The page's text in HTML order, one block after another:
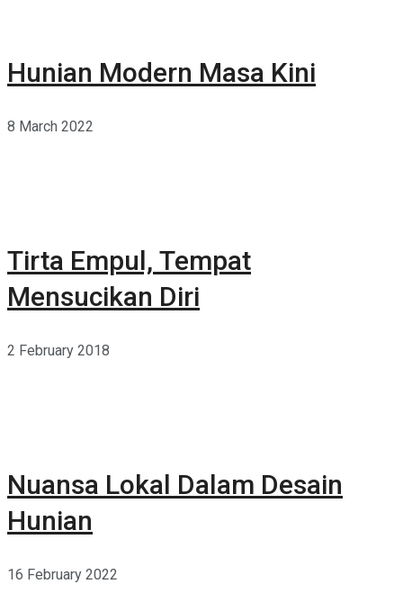
Hunian Modern Masa Kini
8 March 2022
Tirta Empul, Tempat
Mensucikan Diri
2 February 2018
Nuansa Lokal Dalam Desain
Hunian
16 February 2022